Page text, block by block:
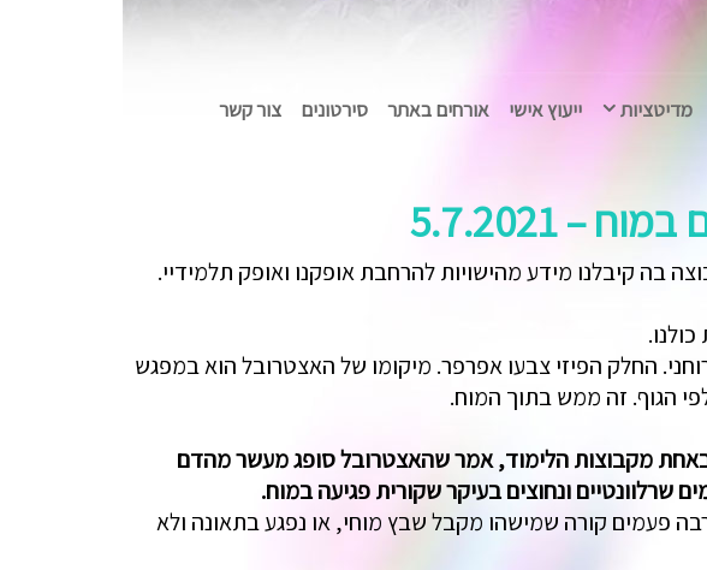
מדיטציות ייעוץ אישי אורחים באתר סירטונים צור קשר
5.7.2021
בה קיבלנו מידע מהישויות להרחבת אופקנו ואופק תלמידיי.
אפיפיזה), הוא חלק מהעין ה-3. חלקו פיזי וחלקו רוחני. החלק הפיזי צבעו אפרפר. מיקומו של האצטרובל הוא במפגש
הגוף. זה ממש בתוך המוח.
מקבוצות הלימוד, אמר שהאצטרובל סופג מעשר מהדם
ונחוצים בעיקר שקורית פגיעה במוח.
פעמים קורה שמישהו מקבל שבץ מוחי, או נפגע בתאונה ולא